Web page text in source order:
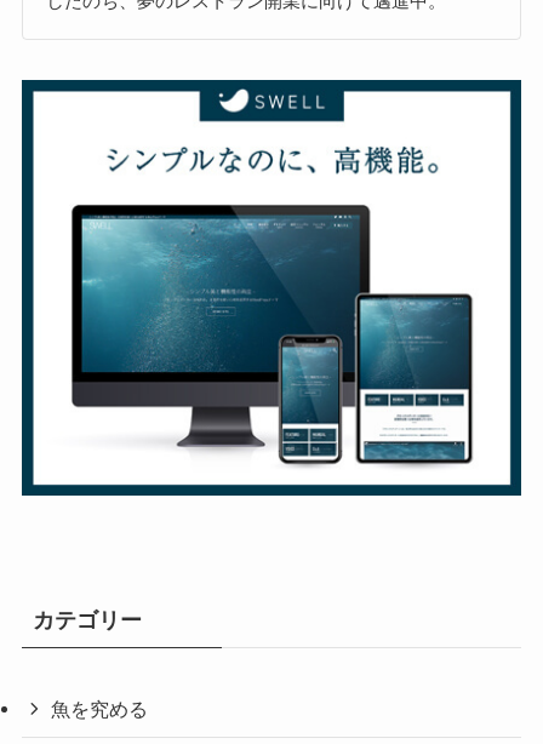
カテゴリー
魚を究める